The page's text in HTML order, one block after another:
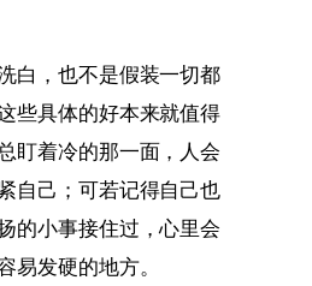
白，也不是假装一切都
些具体的好本来就值得
盯着冷的那一面，人会
自己；可若记得自己也
的小事接住过，心里会
易发硬的地方。